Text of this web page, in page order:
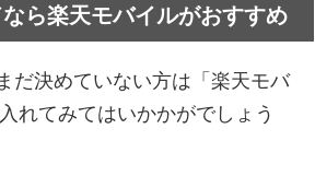
ら楽天モバイルがおすすめ
だ決めていない方は「楽天モバ
れてみてはいかかがでしょう